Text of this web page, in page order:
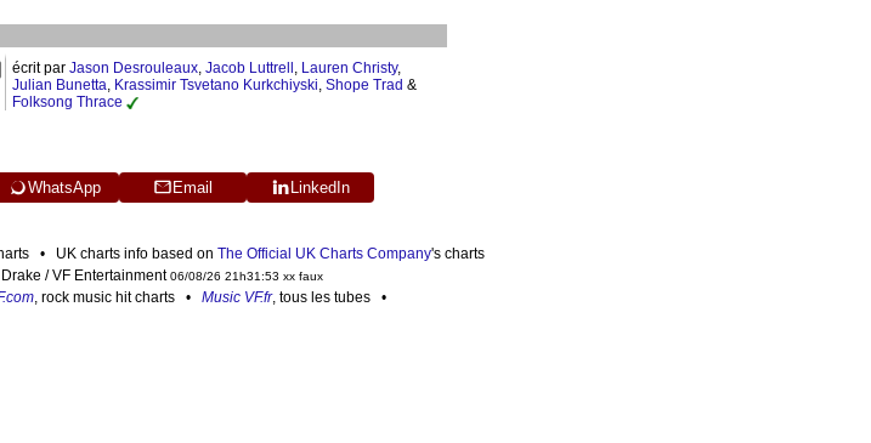
écrit par Jason Desrouleaux, Jacob Luttrell , Lauren Christy,
Julian Bunetta, Krassimir Tsvetano Kurkchiyski, Shope Trad &
Folksong Thrace
WhatsApp Email LinkedIn
• UK charts info based on The Official UK Charts Company's charts
/ VF Entertainment06/08/26 21h31:53 xx faux
, rock music hit charts • Music VF.fr, tous les tubes •